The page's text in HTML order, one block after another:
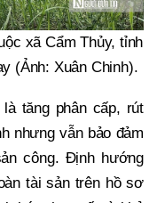
xã Cẩm Thủy, tỉnh
(Ảnh: Xuân Chinh).
tăng phân cấp, rút
nhưng vẫn bảo đảm
công. Định hướng
tài sản trên hồ sơ